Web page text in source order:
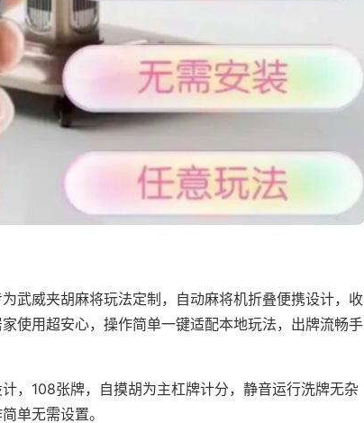
武威夹胡麻将玩法定制，自动麻将机折叠便携设计，收
使用超安心，操作简单一键适配本地玩法，出牌流畅手
，108张牌，自摸胡为主杠牌计分，静音运行洗牌无杂
单无需设置。